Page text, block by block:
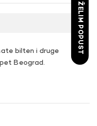
bilten i druge
Beograd.
ŽELIM POPUST